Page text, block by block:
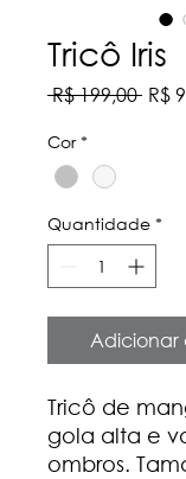
Tricô Iris
R$ 199,00 R$
Cor *
Quantidade *
Adicionar
Tricô de
gola alta e
ombros.